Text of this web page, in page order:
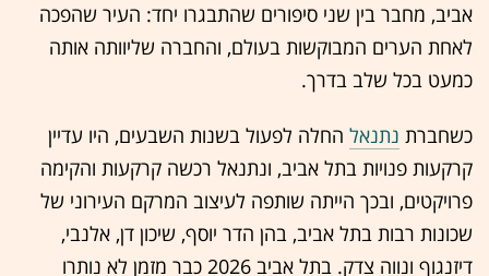
אביב, מחבר בין שני סיפורים שהתבגרו יחד: העיר שהפכה
לאחת הערים המבוקשות בעולם, והחברה שליוותה אותה
כמעט בכל שלב בדרך.
כשחברת נתנאל החלה לפעול בשנות השבעים, היו עדיין
קרקעות פנויות בתל אביב, ונתנאל רכשה קרקעות והקימה
פרויקטים, ובכך הייתה שותפה לעיצוב המרקם העירוני של
שכונות רבות בתל אביב, בהן הדר יוסף, שיכון דן, אלנבי,
דיזנגוף ונווה צדק. בתל אביב 2026 כבר מזמן לא נותרו